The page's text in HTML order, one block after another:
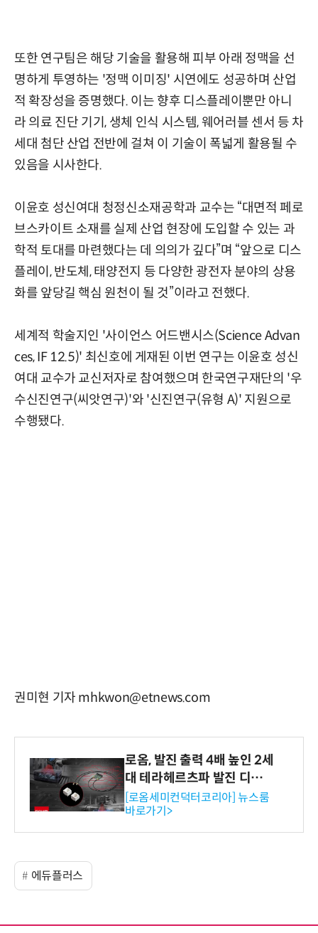
또한 연구팀은 해당 기술을 활용해 피부 아래 정맥을 선
명하게 투영하는 '정맥 이미징' 시연에도 성공하며 산업
적 확장성을 증명했다. 이는 향후 디스플레이뿐만 아니
라 의료 진단 기기, 생체 인식 시스템, 웨어러블 센서 등 차
세대 첨단 산업 전반에 걸쳐 이 기술이 폭넓게 활용될 수
있음을 시사한다.
이윤호 성신여대 청정신소재공학과 교수는 “대면적 페로
브스카이트 소재를 실제 산업 현장에 도입할 수 있는 과
학적 토대를 마련했다는 데 의의가 깊다”며 “앞으로 디스
플레이, 반도체, 태양전지 등 다양한 광전자 분야의 상용
화를 앞당길 핵심 원천이 될 것”이라고 전했다.
세계적 학술지인 '사이언스 어드밴시스(Science Advan
ces, IF 12.5)' 최신호에 게재된 이번 연구는 이윤호 성신
여대 교수가 교신저자로 참여했으며 한국연구재단의 '우
수신진연구(씨앗연구)'와 '신진연구(유형 A)' 지원으로
수행됐다.
권미현 기자 mhkwon@etnews.com
로옴, 발진 출력 4배 높인 2세
대 테라헤르츠파 발진 디바이
스 개발
[로옴세미컨덕터코리아] 뉴스룸
바로가기>
에듀플러스